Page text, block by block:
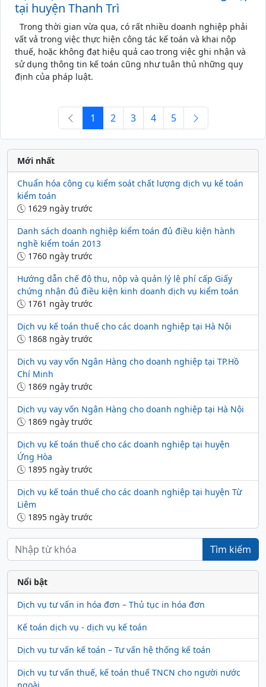
tại huyện Thanh Trì
Trong thời gian vừa qua, có rất nhiều doanh nghiệp phải
vất vả trong việc thực hiện công tác kế toán và khai nộp
thuế, hoặc không đạt hiệu quả cao trong việc ghi nhận và
sử dụng thông tin kế toán cũng như tuân thủ những quy
định của pháp luật.
1 2 3 4 5
Mới nhất
Chuẩn hóa công cụ kiểm soát chất lượng dịch vụ kế toán
kiểm toán
1629 ngày trước
Danh sách doanh nghiệp kiểm toán đủ điều kiện hành
nghề kiểm toán 2013
1760 ngày trước
Hướng dẫn chế độ thu, nộp và quản lý lệ phí cấp Giấy
chứng nhận đủ điều kiện kinh doanh dịch vụ kiểm toán
1761 ngày trước
Dịch vụ kế toán thuế cho các doanh nghiệp tại Hà Nội
1868 ngày trước
Dịch vụ vay vốn Ngân Hàng cho doanh nghiệp tại TP.Hồ
Chí Minh
1869 ngày trước
Dịch vụ vay vốn Ngân Hàng cho doanh nghiệp tại Hà Nội
1869 ngày trước
Dịch vụ kế toán thuế cho các doanh nghiệp tại huyện
Ứng Hòa
1895 ngày trước
Dịch vụ kế toán thuế cho các doanh nghiệp tại huyện Từ
Liêm
1895 ngày trước
Tìm kiếm
Nổi bật
Dịch vụ tư vấn in hóa đơn – Thủ tục in hóa đơn
Kế toán dịch vụ - dịch vụ kế toán
Dịch vụ tư vấn kế toán – Tư vấn hệ thống kế toán
Dịch vụ tư vấn thuế, kế toán thuế TNCN cho người nước